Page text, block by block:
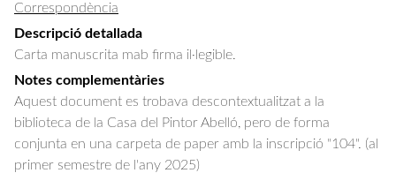
Correspondència
Descripció detallada
Carta manuscrita mab firma il·legible.
Notes complementàries
Aquest document es trobava descontextualitzat a la
biblioteca de la Casa del Pintor Abelló, pero de forma
conjunta en una carpeta de paper amb la inscripció "104". (al
primer semestre de l'any 2025)